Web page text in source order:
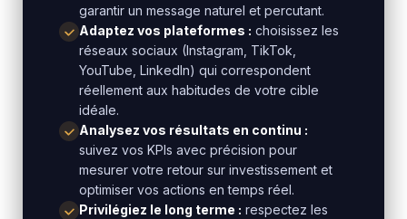
garantir un message naturel et percutant.
Adaptez vos plateformes : choisissez les
réseaux sociaux (Instagram, TikTok,
YouTube, LinkedIn) qui correspondent
réellement aux habitudes de votre cible
idéale.
Analysez vos résultats en continu :
suivez vos KPIs avec précision pour
mesurer votre retour sur investissement et
optimiser vos actions en temps réel.
Privilégiez le long terme : respectez les